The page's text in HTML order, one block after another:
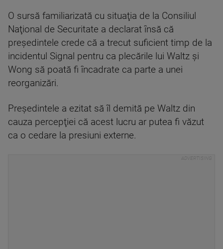
O sursă familiarizată cu situaţia de la Consiliul
Naţional de Securitate a declarat însă că
preşedintele crede că a trecut suficient timp de la
incidentul Signal pentru ca plecările lui Waltz şi
Wong să poată fi încadrate ca parte a unei
reorganizări.
Preşedintele a ezitat să îl demită pe Waltz din
cauza percepţiei că acest lucru ar putea fi văzut
ca o cedare la presiuni externe.